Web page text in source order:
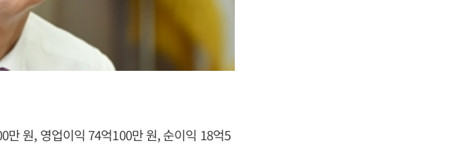
원, 영업이익 74억100만 원, 순이익 18억5